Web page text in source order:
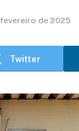
fevereiro de 2025
Twitter